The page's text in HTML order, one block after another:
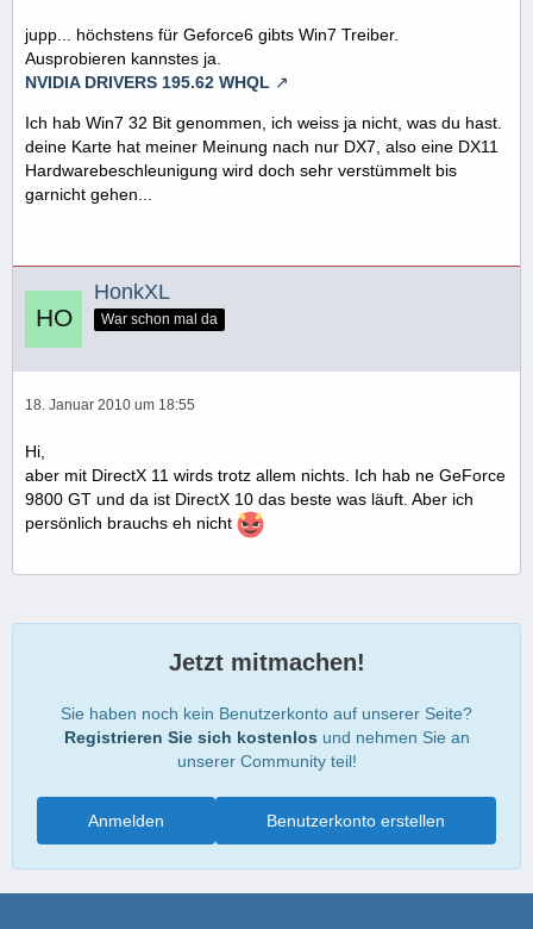
jupp... höchstens für Geforce6 gibts Win7 Treiber.
Ausprobieren kannstes ja.
NVIDIA DRIVERS 195.62 WHQL
Ich hab Win7 32 Bit genommen, ich weiss ja nicht, was du hast.
deine Karte hat meiner Meinung nach nur DX7, also eine DX11
Hardwarebeschleunigung wird doch sehr verstümmelt bis
garnicht gehen...
HonkXL
War schon mal da
18. Januar 2010 um 18:55
Hi,
aber mit DirectX 11 wirds trotz allem nichts. Ich hab ne GeForce
9800 GT und da ist DirectX 10 das beste was läuft. Aber ich
persönlich brauchs eh nicht
Jetzt mitmachen!
Sie haben noch kein Benutzerkonto auf unserer Seite?
Registrieren Sie sich kostenlos und nehmen Sie an
unserer Community teil!
Benutzerkonto erstellen
Anmelden